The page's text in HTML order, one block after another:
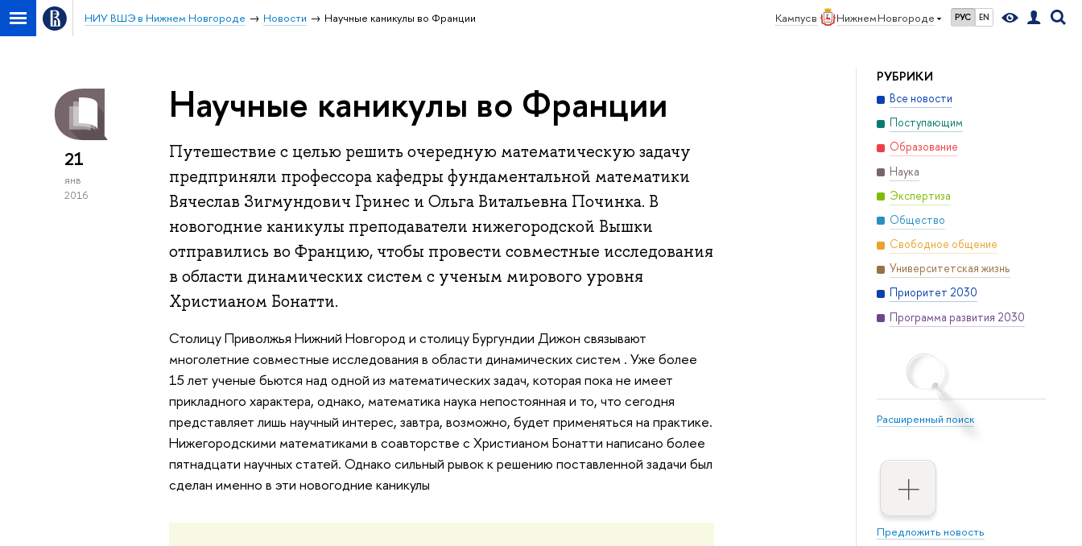
Кампус в Нижнем Новгороде РУС EN
НИУ ВШЭ в Нижнем Новгороде Новости Научные каникулы во Франции
РУБРИКИ
Все новости
Поступающим
Образование
Наука
Экспертиза
Общество
Свободное общение
Университетская жизнь
Приоритет 2030
Программа развития 2030
Расширенный поиск
Предложить новость
21
янв
2016
Научные каникулы во Франции
Путешествие с целью решить очередную математическую задачу
предприняли профессора кафедры фундаментальной математики
Вячеслав Зигмундович Гринес и Ольга Витальевна Починка. В
новогодние каникулы преподаватели нижегородской Вышки
отправились во Францию, чтобы провести совместные исследования
в области динамических систем с ученым мирового уровня
Христианом Бонатти.
Столицу Приволжья Нижний Новгород и столицу Бургундии Дижон связывают
многолетние совместные исследования в области динамических систем . Уже более
15 лет ученые бьются над одной из математических задач, которая пока не имеет
прикладного характера, однако, математика наука непостоянная и то, что сегодня
представляет лишь научный интерес, завтра, возможно, будет применяться на практике.
Нижегородскими математиками в соавторстве с Христианом Бонатти написано более
пятнадцати научных статей. Однако сильный рывок к решению поставленной задачи был
сделан именно в эти новогодние каникулы